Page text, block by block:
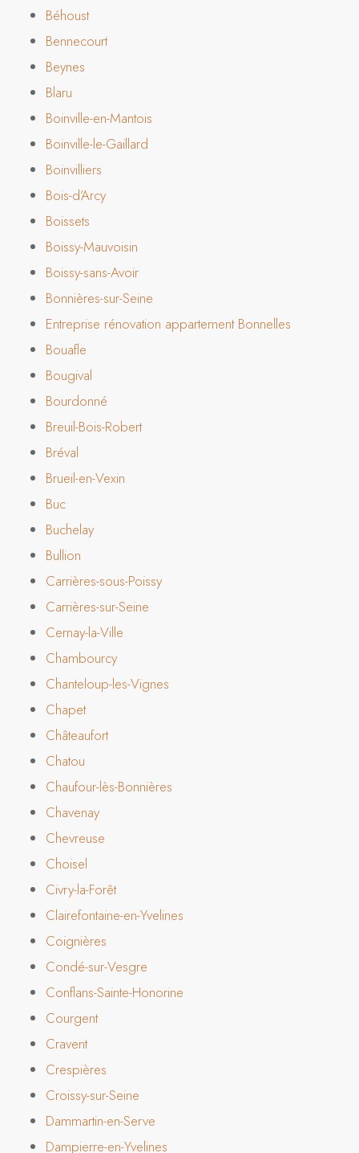
Béhoust
Bennecourt
Beynes
Blaru
Boinville-en-Mantois
Boinville-le-Gaillard
Boinvilliers
Bois-d’Arcy
Boissets
Boissy-Mauvoisin
Boissy-sans-Avoir
Bonnières-sur-Seine
Entreprise rénovation appartement Bonnelles
Bouafle
Bougival
Bourdonné
Breuil-Bois-Robert
Bréval
Brueil-en-Vexin
Buc
Buchelay
Bullion
Carrières-sous-Poissy
Carrières-sur-Seine
Cernay-la-Ville
Chambourcy
Chanteloup-les-Vignes
Chapet
Châteaufort
Chatou
Chaufour-lès-Bonnières
Chavenay
Chevreuse
Choisel
Civry-la-Forêt
Clairefontaine-en-Yvelines
Coignières
Condé-sur-Vesgre
Conflans-Sainte-Honorine
Courgent
Cravent
Crespières
Croissy-sur-Seine
Dammartin-en-Serve
Dampierre-en-Yvelines